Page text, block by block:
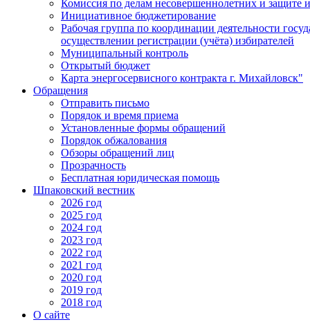
Комиссия по делам несовершеннолетних и защите
Инициативное бюджетирование
Рабочая группа по координации деятельности
осуществлении регистрации (учёта) избирателей
Муниципальный контроль
Открытый бюджет
Карта энергосервисного контракта г. Михайловск"
Обращения
Отправить письмо
Порядок и время приема
Установленные формы обращений
Порядок обжалования
Обзоры обращений лиц
Прозрачность
Бесплатная юридическая помощь
Шпаковский вестник
2026 год
2025 год
2024 год
2023 год
2022 год
2021 год
2020 год
2019 год
2018 год
О сайте